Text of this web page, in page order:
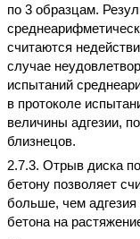
по 3 образцам.
считаются
случае
испытаний
в протоколе
величины адгезии,
близнецов.
2.7.3. Отрыв диска
бетону позволяет
больше, чем адгезия
бетона на